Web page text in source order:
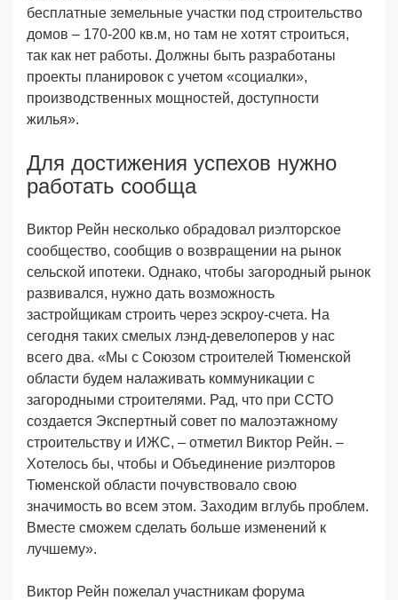
бесплатные земельные участки под строительство
домов – 170-200 кв.м, но там не хотят строиться,
так как нет работы. Должны быть разработаны
проекты планировок с учетом «социалки»,
производственных мощностей, доступности
жилья».
Для достижения успехов нужно
работать сообща
Виктор Рейн несколько обрадовал риэлторское
сообщество, сообщив о возвращении на рынок
сельской ипотеки. Однако, чтобы загородный рынок
развивался, нужно дать возможность
застройщикам строить через эскроу-счета. На
сегодня таких смелых лэнд-девелоперов у нас
всего два. «Мы с Союзом строителей Тюменской
области будем налаживать коммуникации с
загородными строителями. Рад, что при ССТО
создается Экспертный совет по малоэтажному
строительству и ИЖС, – отметил Виктор Рейн. –
Хотелось бы, чтобы и Объединение риэлторов
Тюменской области почувствовало свою
значимость во всем этом. Заходим вглубь проблем.
Вместе сможем сделать больше изменений к
лучшему».
Виктор Рейн пожелал участникам форума